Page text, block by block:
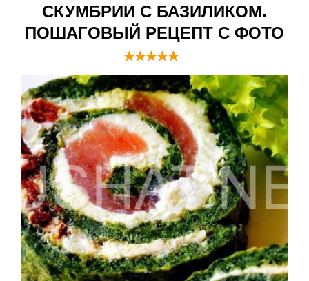
СКУМБРИИ С БАЗИЛИКОМ.
ПОШАГОВЫЙ РЕЦЕПТ С ФОТО